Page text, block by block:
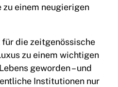
einem neugierigen
die zeitgenössische
zu einem wichtigen
geworden – und
Institutionen nur